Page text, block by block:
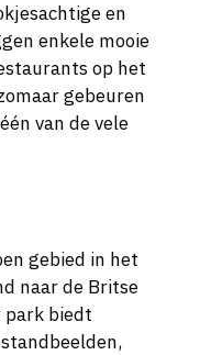
en
enkele mooie
op het
gebeuren
van de vele
gebied in het
naar de Britse
park biedt